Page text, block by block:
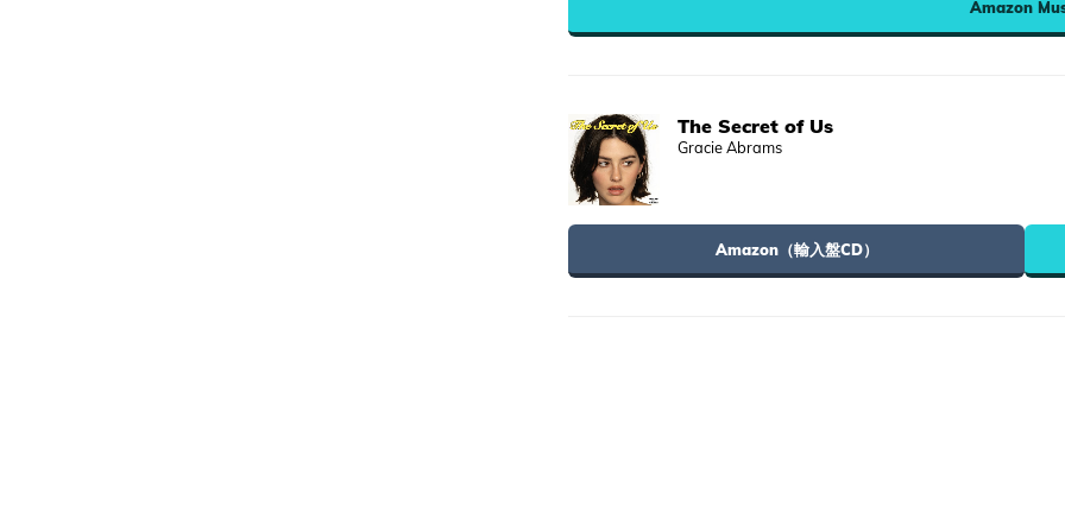
Amazon
The Secret of Us
Gracie Abrams
Amazon（輸入盤CD）